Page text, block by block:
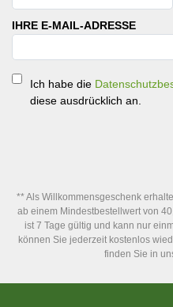
IHRE E-MAIL-ADRESSE
Ich habe die
diese ausdrücklich an.
** Als Willkommensgeschenk
ab einem Mindestbestellwert von
ist 7 Tage gültig und kann nur
können Sie jederzeit kostenlos
finden Sie in